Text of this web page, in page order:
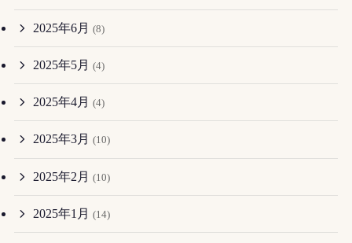
2025年6月 (8)
2025年5月 (4)
2025年4月 (4)
2025年3月 (10)
2025年2月 (10)
2025年1月 (14)